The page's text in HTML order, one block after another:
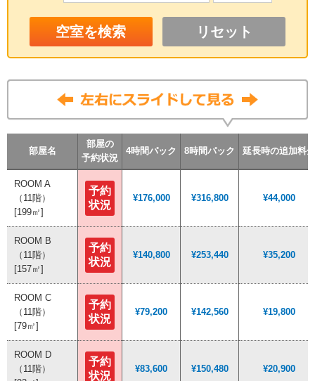
リセット
部屋名
部屋の
予約状況
4時間パック 8時間パック 延長時の追加料金
部屋名
部屋の
予約状況
4時間パック 8時間パック 延長時の追加料金
部屋名
部屋の
予約状況
4時間パック 8時間パック 延長時の追加料金
ROOM A
（11階）
[199㎡]
予約
状況
¥176,000 ¥316,800 ¥44,000
ROOM B
（11階）
[157㎡]
予約
状況
¥140,800 ¥253,440 ¥35,200
ROOM C
（11階）
[79㎡]
予約
状況
¥79,200 ¥142,560 ¥19,800
ROOM D
（11階）
予約
状況
¥83,600 ¥150,480 ¥20,900
部屋名
部屋の
予約状況
4時間パック 8時間パック 延長時の追加料金
ROOM A
（11階）
[199㎡]
予約
状況
¥176,000 ¥316,800 ¥44,000
ROOM B
（11階）
[157㎡]
予約
状況
¥140,800 ¥253,440 ¥35,200
ROOM C
（11階）
[79㎡]
予約
状況
¥79,200 ¥142,560 ¥19,800
ROOM D
（11階）
予約
状況
¥83,600 ¥150,480 ¥20,900